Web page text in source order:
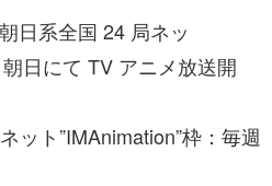
日系全国 24 局ネッ
朝日にて TV アニメ放送開
ット”IMAnimation”枠：毎週